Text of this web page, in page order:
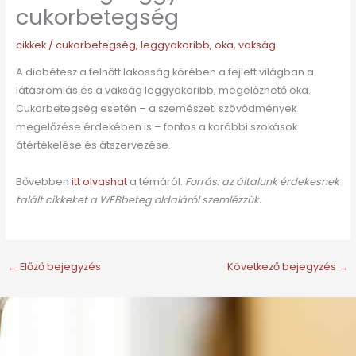
cukorbetegség
cikkek/ cukorbetegség, leggyakoribb, oka, vakság
A diabétesz a felnőtt lakosság körében a fejlett világban a
látásromlás és a vakság leggyakoribb, megelőzhető oka.
Cukorbetegség esetén – a szemészeti szövődmények
megelőzése érdekében is – fontos a korábbi szokások
átértékelése és átszervezése.
Bővebben itt olvashat a témáról. Forrás: az általunk érdekesnek
talált cikkeket a WEBbeteg oldaláról szemlézzük.
← Előző bejegyzés Következő bejegyzés →